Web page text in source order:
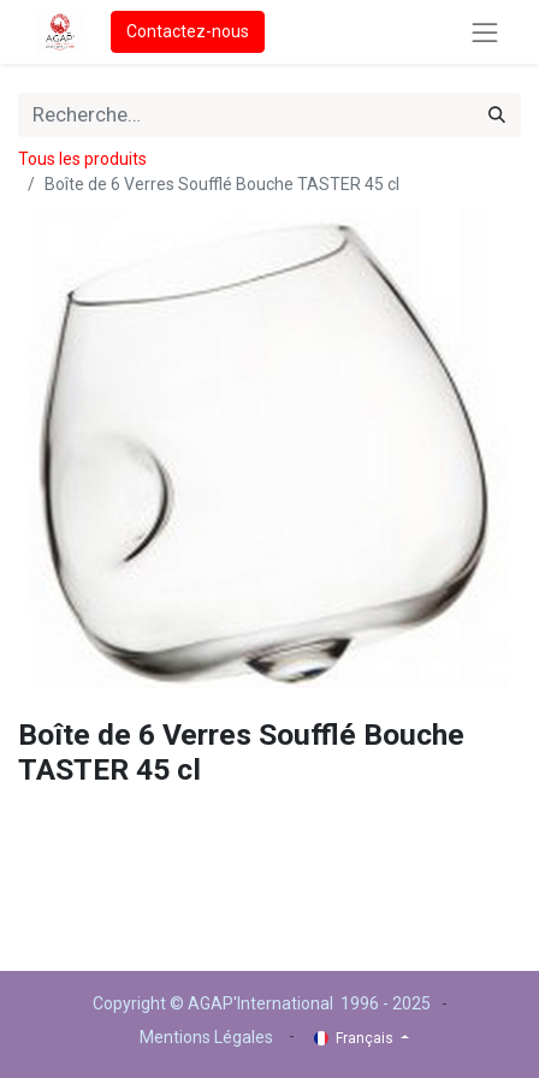
Contactez-nous
Tous les produits
Boîte de 6 Verres Soufflé Bouche TASTER 45 cl
Boîte de 6 Verres Soufflé Bouche
TASTER 45 cl
Copyright © AGAP'International 1996 - 2025 -
Mentions Légales
- Français